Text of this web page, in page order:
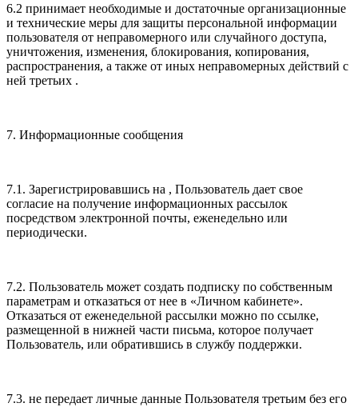
6.2 принимает необходимые и достаточные организационные
и технические меры для защиты персональной информации
пользователя от неправомерного или случайного доступа,
уничтожения, изменения, блокирования, копирования,
распространения, а также от иных неправомерных действий с
ней третьих .
7. Информационные сообщения
7.1. Зарегистрировавшись на , Пользователь дает свое
согласие на получение информационных рассылок
посредством электронной почты, еженедельно или
периодически.
7.2. Пользователь может создать подписку по собственным
параметрам и отказаться от нее в «Личном кабинете».
Отказаться от еженедельной рассылки можно по ссылке,
размещенной в нижней части письма, которое получает
Пользователь, или обратившись в службу поддержки.
7.3. не передает личные данные Пользователя третьим без его